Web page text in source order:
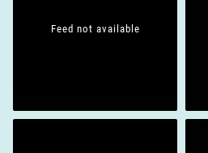
Feed not available